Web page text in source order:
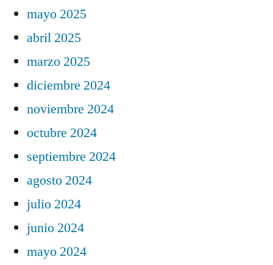
mayo 2025
abril 2025
marzo 2025
diciembre 2024
noviembre 2024
octubre 2024
septiembre 2024
agosto 2024
julio 2024
junio 2024
mayo 2024